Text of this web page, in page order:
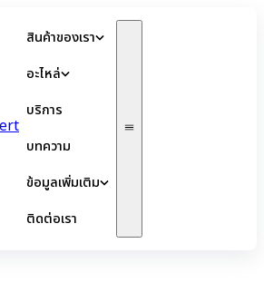
สินค้าของเรา
อะไหล่
บริการ
บทความ
ข้อมูลเพิ่มเติม
ติดต่อเรา